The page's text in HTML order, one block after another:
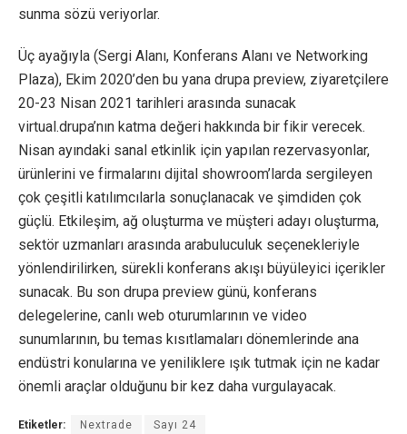
sunma sözü veriyorlar.
Üç ayağıyla (Sergi Alanı, Konferans Alanı ve Networking
Plaza), Ekim 2020’den bu yana drupa preview, ziyaretçilere
20-23 Nisan 2021 tarihleri arasında sunacak
virtual.drupa’nın katma değeri hakkında bir fikir verecek.
Nisan ayındaki sanal etkinlik için yapılan rezervasyonlar,
ürünlerini ve firmalarını dijital showroom’larda sergileyen
çok çeşitli katılımcılarla sonuçlanacak ve şimdiden çok
güçlü. Etkileşim, ağ oluşturma ve müşteri adayı oluşturma,
sektör uzmanları arasında arabuluculuk seçenekleriyle
yönlendirilirken, sürekli konferans akışı büyüleyici içerikler
sunacak. Bu son drupa preview günü, konferans
delegelerine, canlı web oturumlarının ve video
sunumlarının, bu temas kısıtlamaları dönemlerinde ana
endüstri konularına ve yeniliklere ışık tutmak için ne kadar
önemli araçlar olduğunu bir kez daha vurgulayacak.
Etiketler: Nextrade Sayı 24